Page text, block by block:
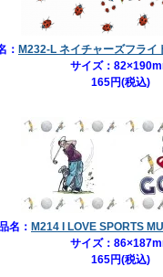
： M232-L ネイチャーズフライ
サイズ：
165円(税込)
名： M214 I LOVE SPORTS
サイズ：
165円(税込)